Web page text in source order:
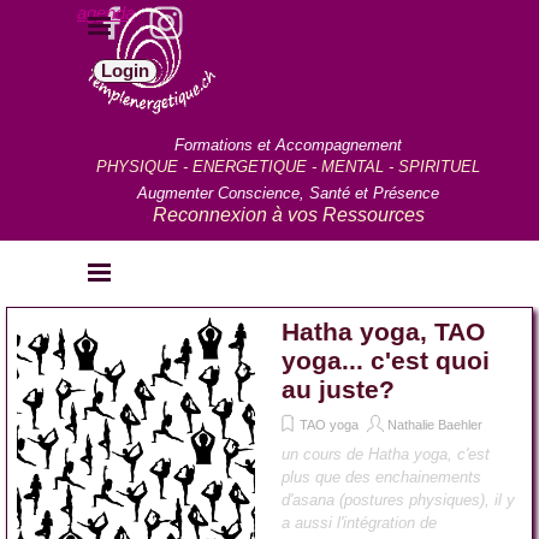
Aller au contenu
agenda
Sauter le menu
Login
Formations et Accompagnement
PHYSIQUE - ENERGETIQUE - MENTAL - SPIRITUEL
Augmenter Conscience, Santé et Présence
Reconnexion à vos Ressources
Sauter le menu
Hatha yoga, TAO
yoga... c'est quoi
au juste?
TAO yoga Nathalie Baehler
un cours de Hatha yoga, c'est
plus que des enchainements
d'asana (postures physiques), il y
a aussi l'intégration de